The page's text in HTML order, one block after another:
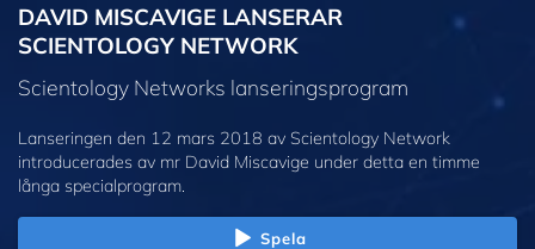
DAVID MISCAVIGE LANSERAR
SCIENTOLOGY NETWORK
Scientology Networks lanseringsprogram
Lanseringen den 12 mars 2018 av Scientology Network
introducerades av mr David Miscavige under detta en timme
långa specialprogram.
Spela